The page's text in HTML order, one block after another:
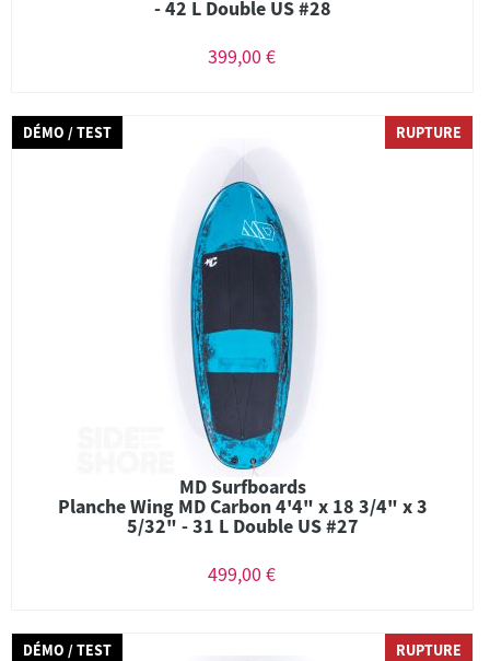
- 42 L Double US #28
399,00 €
DÉMO / TEST RUPTURE
MD Surfboards
Planche Wing MD Carbon 4'4" x 18 3/4" x 3
5/32" - 31 L Double US #27
499,00 €
DÉMO / TEST RUPTURE